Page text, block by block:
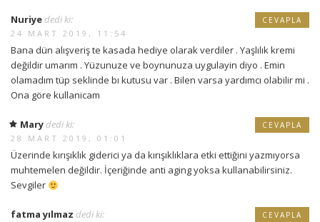
Nuriye dedi ki:
24 MART 2019, 11:54
Bana dün alışveriş te kasada hediye olarak verdiler . Yaşlılık kremi
değildir umarım . Yüzunuze ve boynunuza uygulayin diyo . Emin
olamadım tüp seklinde bı kutusu var . Bilen varsa yardımcı olabilir mi .
Ona göre kullanicam
CEVAPLA
Mary dedi ki:
28 MART 2019, 01:01
Üzerinde kırışıklık giderici ya da kırışıklıklara etki ettiğini yazmıyorsa
muhtemelen değildir. İçeriğinde anti aging yoksa kullanabilirsiniz.
Sevgiler
CEVAPLA
fatma yılmaz dedi ki: CEVAPLA